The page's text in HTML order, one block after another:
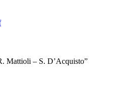
Mattioli – S. D’Acquisto”